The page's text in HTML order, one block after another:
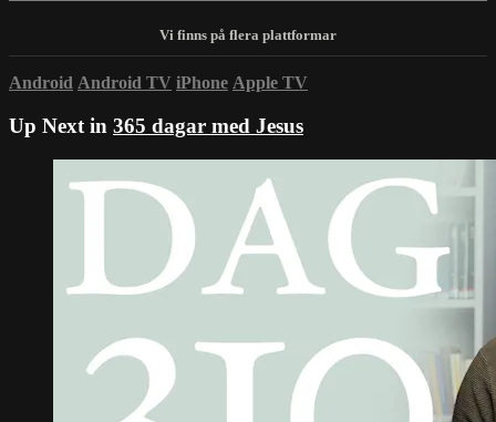
Android Android TV iPhone Apple TV
Up Next in 365 dagar med Jesus